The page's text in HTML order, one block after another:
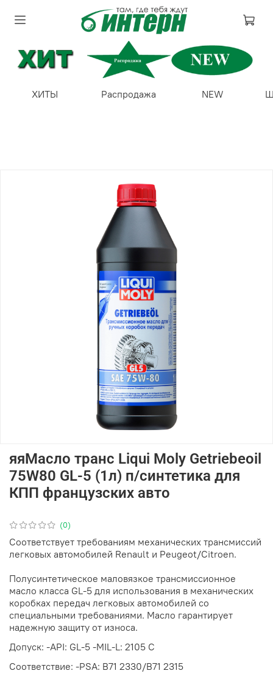
ХИТЫ Распродажа NEW
(0)
яяМасло транс Liqui Moly Getriebeoil
75W80 GL-5 (1л) п/синтетика для
КПП французских авто
Соответствует требованиям механических трансмиссий
легковых автомобилей Renault и Peugeot/Citroen.
Полусинтетическое маловязкое трансмиссионное
масло класса GL-5 для использования в механических
коробках передач легковых автомобилей со
специальными требованиями. Масло гарантирует
надежную защиту от износа.
Допуск: -API: GL-5 -MIL-L: 2105 C
Соответствие: -PSA: B71 2330/B71 2315